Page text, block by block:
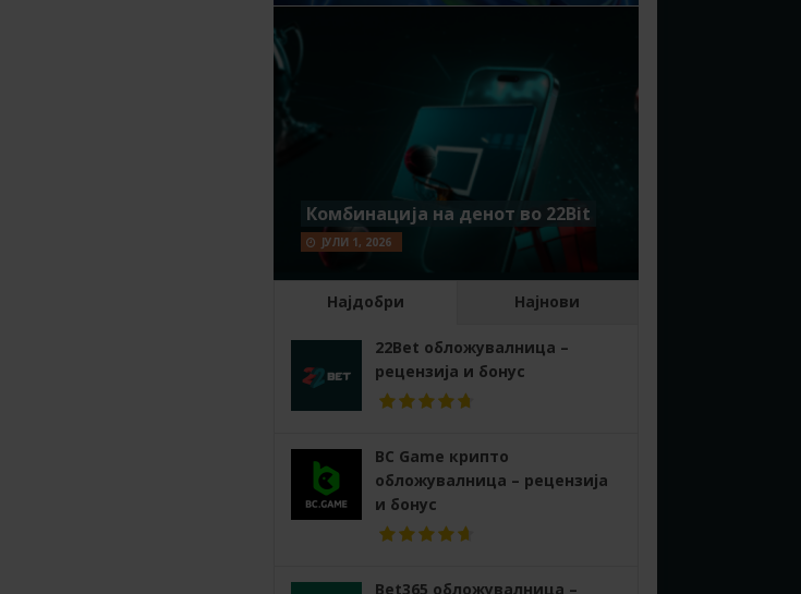
Комбинација на денот во 22Bit
ЈУЛИ 1, 2026
Најдобри Најнови
22Bet обложувалница –
рецензија и бонус
BC Game крипто
обложувалница – рецензија
и бонус
Bet365 обложувалница –